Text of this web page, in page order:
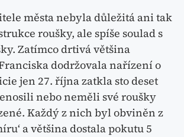
města nebyla důležitá ani tak
roušky, ale spíše soulad s
Zatímco drtivá většina
dodržovala nařízení o
jen 27. října zatkla sto deset
nebo neměli své roušky
Každý z nich byl obviněn z
a většina dostala pokutu 5